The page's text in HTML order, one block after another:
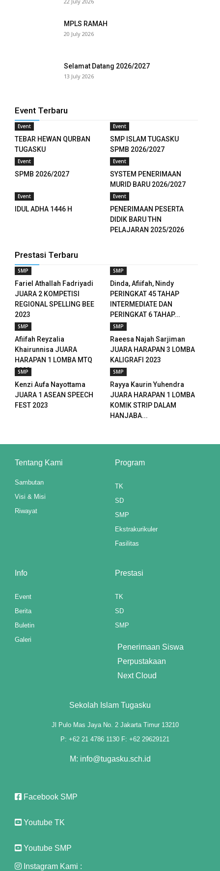
MPLS RAMAH
20 July 2026
Selamat Datang 2026/2027
13 July 2026
Event Terbaru
Event
TEBAR HEWAN QURBAN
TUGASKU
Event
SMP ISLAM TUGASKU
SPMB 2026/2027
Event
SPMB 2026/2027
Event
SYSTEM PENERIMAAN
MURID BARU 2026/2027
Event
IDUL ADHA 1446 H
Event
PENERIMAAN PESERTA
DIDIK BARU THN
PELAJARAN 2025/2026
Prestasi Terbaru
SMP
Fariel Athallah Fadriyadi
JUARA 2 KOMPETISI
REGIONAL SPELLING BEE
2023
SMP
Dinda, Afiifah, Nindy
PERINGKAT 45 TAHAP
INTERMEDIATE DAN
PERINGKAT 6 TAHAP...
SMP
Afiifah Reyzalia
Khairunnisa JUARA
HARAPAN 1 LOMBA MTQ
2023
SMP
Raeesa Najah Sarjiman
JUARA HARAPAN 3 LOMBA
KALIGRAFI 2023
SMP
Kenzi Aufa Nayottama
JUARA 1 ASEAN SPEECH
FEST 2023
SMP
Rayya Kaurin Yuhendra
JUARA HARAPAN 1 LOMBA
KOMIK STRIP DALAM
HANJABA...
Tentang Kami
Sambutan
Visi & Misi
Riwayat
Program
TK
SD
SMP
Ekstrakurikuler
Fasilitas
Info
Event
Berita
Buletin
Galeri
Prestasi
TK
SD
SMP
Penerimaan Siswa
Perpustakaan
Next Cloud
Sekolah Islam Tugasku
Jl Pulo Mas Jaya No. 2 Jakarta Timur 13210
P: +62 21 4786 1130 F: +62 29629121
M: info@tugasku.sch.id
Facebook SMP
Youtube TK
Youtube SMP
Instagram Kami :